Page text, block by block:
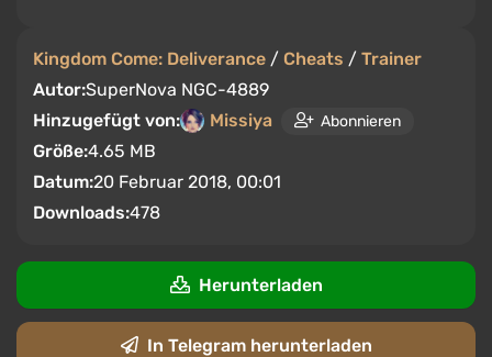
Kingdom Come: Deliverance / Cheats / Trainer
Autor:SuperNova NGC-4889
Hinzugefügt von:
Missiya Abonnieren
Größe:4.65 MB
Datum:20 Februar 2018, 00:01
Downloads:478
Herunterladen
In Telegram herunterladen